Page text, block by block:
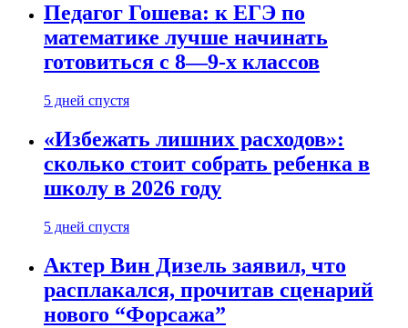
Педагог Гошева: к ЕГЭ по
математике лучше начинать
готовиться с 8—9-х классов
5 дней спустя
«Избежать лишних расходов»:
сколько стоит собрать ребенка в
школу в 2026 году
5 дней спустя
Актер Вин Дизель заявил, что
расплакался, прочитав сценарий
нового “Форсажа”